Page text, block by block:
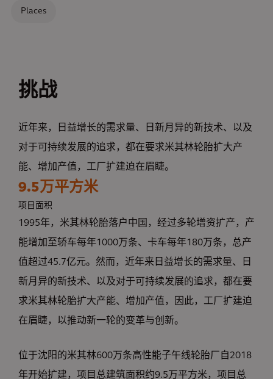
Places
挑战
近年来，日益增长的需求量、日新月异的新技术、以及
对于可持续发展的追求，都在要求米其林轮胎扩大产
能、增加产值，工厂扩建迫在眉睫。
9.5万平方米
项目面积
1995年，米其林轮胎落户中国，经过多轮增资扩产，产
能增加至轿车每年1000万条、卡车每年180万条，总产
值超过45.7亿元。然而，近年来日益增长的需求量、日
新月异的新技术、以及对于可持续发展的追求，都在要
求米其林轮胎扩大产能、增加产值，因此，工厂扩建迫
在眉睫，以推动新一轮的变革与创新。
位于沈阳的米其林600万条高性能子午线轮胎厂自2018
年开始扩建，项目总建筑面积约9.5万平方米，项目总